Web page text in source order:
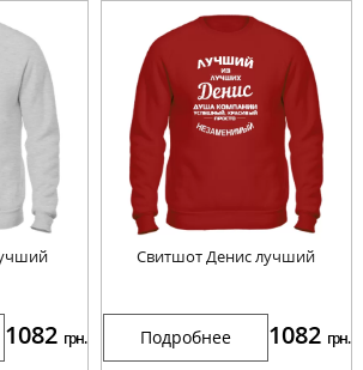
1082 грн.
Свитшот Денис лучший
Подробнее 1082 грн.